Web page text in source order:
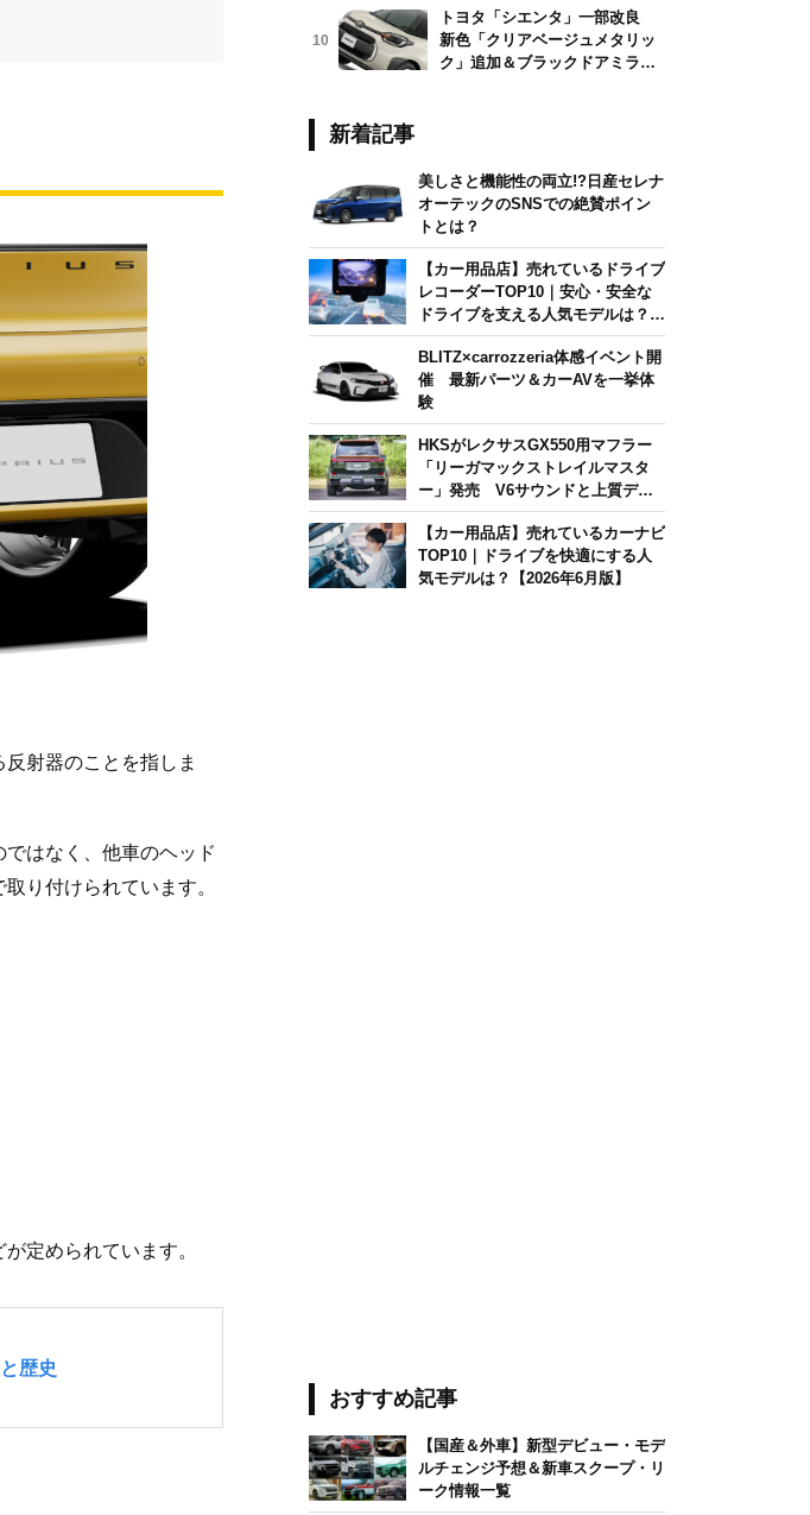
射器のことを指しま
はなく、他車のヘッド
り付けられています。
定められています。
10
トヨタ「シエンタ」一部改良
新色「クリアベージュメタリッ
ク」追加＆ブラックドアミラー
新着記事
美しさと機能性の両立!?日産セレナ
オーテックのSNSでの絶賛ポイン
トとは？
【カー用品店】売れているドライブ
レコーダーTOP10｜安心・安全な
ドライブを支える人気モデルは？
【2026年6月版】
BLITZ×carrozzeria体感イベント開
催 最新パーツ＆カーAVを一挙体
験
HKSがレクサスGX550用マフラー
「リーガマックストレイルマスタ
ー」発売 V6サウンドと上質デザ
インを両立
【カー用品店】売れているカーナビ
TOP10｜ドライブを快適にする人
気モデルは？【2026年6月版】
おすすめ記事
【国産＆外車】新型デビュー・モデ
ルチェンジ予想＆新車スクープ・リ
ーク情報一覧